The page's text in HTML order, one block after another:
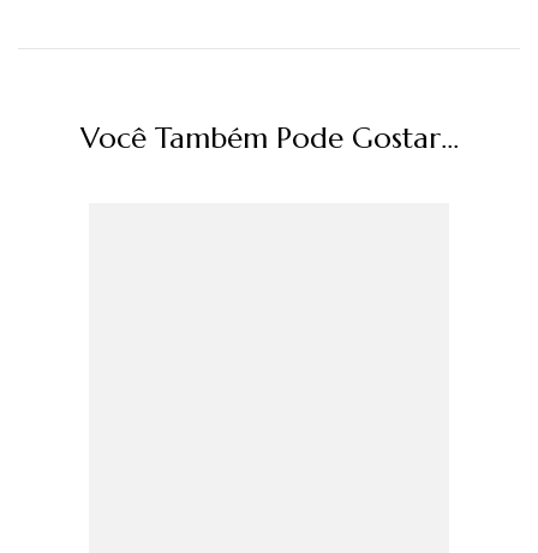
Você Também Pode Gostar...